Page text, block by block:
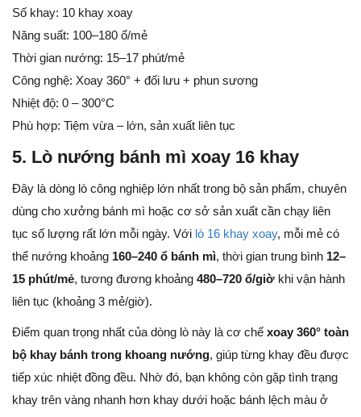
Số khay: 10 khay xoay
Năng suất: 100–180 ổ/mẻ
Thời gian nướng: 15–17 phút/mẻ
Công nghệ: Xoay 360° + đối lưu + phun sương
Nhiệt độ: 0 – 300°C
Phù hợp: Tiệm vừa – lớn, sản xuất liên tục
5. Lò nướng bánh mì xoay 16 khay
Đây là dòng lò công nghiệp lớn nhất trong bộ sản phẩm, chuyên
dùng cho xưởng bánh mì hoặc cơ sở sản xuất cần chạy liên
tục số lượng rất lớn mỗi ngày. Với lò 16 khay xoay, mỗi mẻ có
thể nướng khoảng 160–240 ổ bánh mì, thời gian trung bình 12–
15 phút/mẻ, tương đương khoảng 480–720 ổ/giờ khi vận hành
liên tục (khoảng 3 mẻ/giờ).
Điểm quan trọng nhất của dòng lò này là cơ chế xoay 360° toàn
bộ khay bánh trong khoang nướng, giúp từng khay đều được
tiếp xúc nhiệt đồng đều. Nhờ đó, bạn không còn gặp tình trạng
khay trên vàng nhanh hơn khay dưới hoặc bánh lệch màu ở